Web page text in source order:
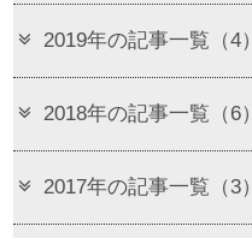
2019年の記事一覧（4）
2018年の記事一覧（6）
2017年の記事一覧（3）